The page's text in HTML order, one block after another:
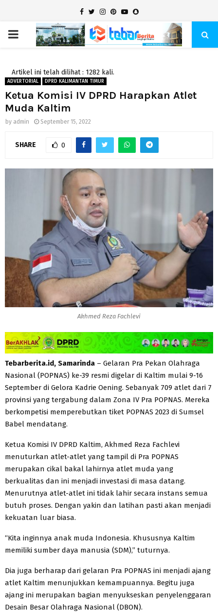
Facebook
TwitterInstagram
Pinterest
YoutubeSnapchat
PRIMARY
Artikel ini telah dilihat : 1282 kali.
ADVERTORIAL DPRD KALIMANTAN TIMUR
Ketua Komisi IV DPRD Harapkan Atlet
Muda Kaltim
by admin September 15, 2022
SHARE 0
Akhmed Reza Fachlevi
Tebarberita.id, Samarinda – Gelaran Pra Pekan Olahraga
Nasional (POPNAS) ke-39 resmi digelar di Kaltim mulai 9-16
September di Gelora Kadrie Oening. Sebanyak 709 atlet dari 7
provinsi yang tergabung dalam Zona IV Pra POPNAS. Mereka
berkompetisi memperebutkan tiket POPNAS 2023 di Sumsel
Babel mendatang.
Ketua Komisi IV DPRD Kaltim, Akhmed Reza Fachlevi
menuturkan atlet-atlet yang tampil di Pra POPNAS
merupakan cikal bakal lahirnya atlet muda yang
berkualitas dan ini menjadi investasi di masa datang.
Menurutnya atlet-atlet ini tidak lahir secara instans semua
butuh proses. Dengan yakin dan latihan pasti akan menjadi
kekuatan luar biasa.
“Kita inginnya anak muda Indonesia. Khususnya Kaltim
memiliki sumber daya manusia (SDM),” tuturnya.
Dia juga berharap dari gelaran Pra POPNAS ini menjadi ajang
atlet Kaltim menunjukkan kemampuannya. Begitu juga
ajang ini merupakan bagian menyukseskan penyelenggaran
Desain Besar Olahraga Nasional (DBON).